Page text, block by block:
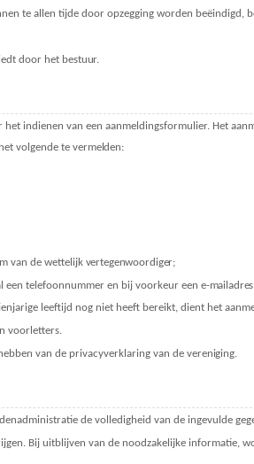
te allen tijde door opzegging worden beëindigd,
door het bestuur.
indienen van een aanmeldingsformulier. Het
volgende tevermelden:
van de wettelijk vertegenwoordiger;
een telefoonnummer en bij voorkeur een e-
leeftijd nog niet heeft bereikt, dient het
voorletters.
van de privacyverklaring van devereniging.
de volledigheid van de ingevulde
Bij uitblijven van de noodzakelijke informatie,